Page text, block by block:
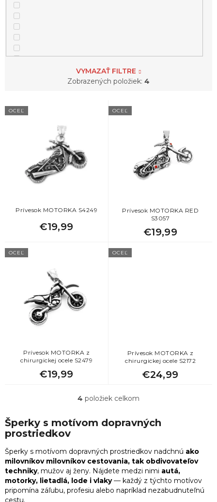
VYMAZAŤ FILTRE
Zobrazených položiek: 4
V
ýOCEĽ
Prívesok MOTORKA S4249
€19,99
OCEĽ
Prívesok MOTORKA RED
S3057
€19,99
OCEĽ
Prívesok MOTORKA z
chirurgickej ocele S2479
€19,99
OCEĽ
Prívesok MOTORKA z
chirurgickej ocele S2172
€24,99
O
l
á
a
c
i
e
p
r
4 položiek celkom
Šperky s motívom dopravných
prostriedkov
Šperky s motívom dopravných prostriedkov nadchnú ako
milovníkov milovníkov cestovania, tak obdivovateľov
techniky, mužov aj ženy. Nájdete medzi nimi autá,
motorky, lietadlá, lode i vlaky— každý z týchto motívov
pripomína záľubu, profesiu alebo napríklad nezabudnuteľnú
cestu.